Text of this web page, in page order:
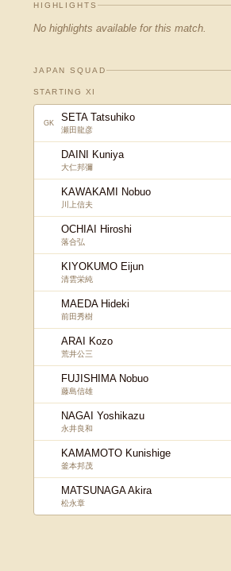
HIGHLIGHTS
No highlights available for this match.
JAPAN SQUAD
STARTING XI
GK SETA Tatsuhiko
瀬田龍彦
DAINI Kuniya
大仁邦彌
KAWAKAMI Nobuo
川上信夫
OCHIAI Hiroshi
落合弘
KIYOKUMO Eijun
清雲栄純
MAEDA Hideki
前田秀樹
ARAI Kozo
荒井公三
FUJISHIMA Nobuo
藤島信雄
NAGAI Yoshikazu
永井良和
KAMAMOTO Kunishige
釜本邦茂
MATSUNAGA Akira
松永章